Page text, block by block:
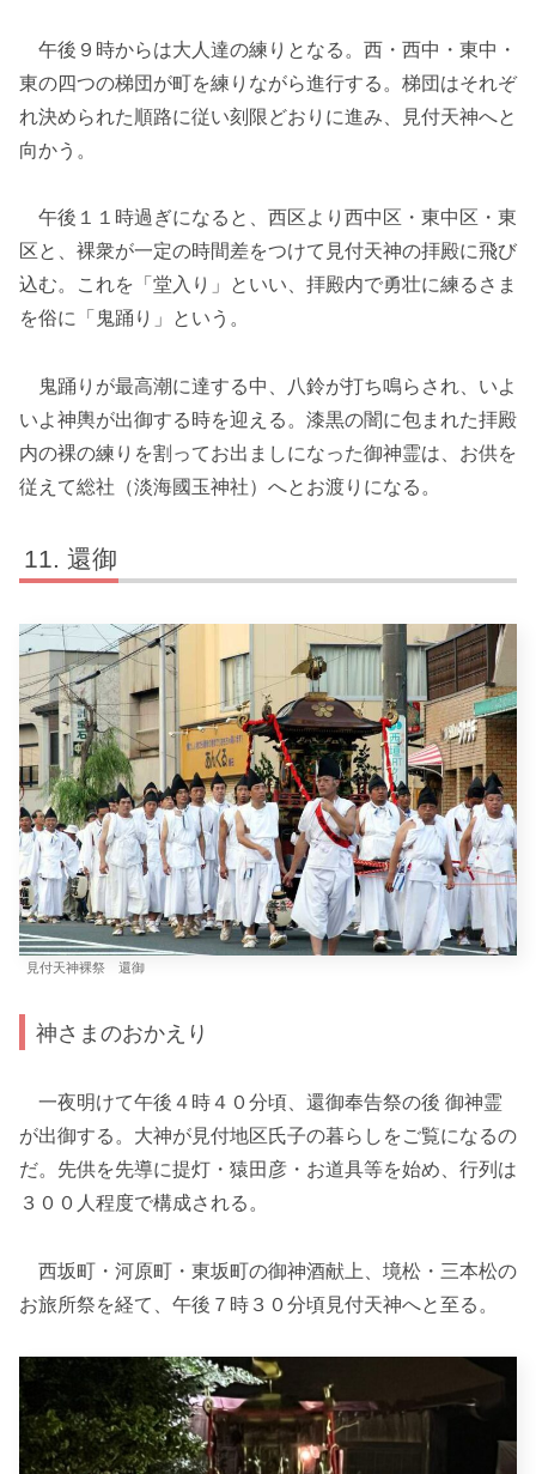
午後９時からは大人達の練りとなる。西・西中・東中・
東の四つの梯団が町を練りながら進行する。梯団はそれぞ
れ決められた順路に従い刻限どおりに進み、見付天神へと
向かう。
午後１１時過ぎになると、西区より西中区・東中区・東
区と、裸衆が一定の時間差をつけて見付天神の拝殿に飛び
込む。これを「堂入り」といい、拝殿内で勇壮に練るさま
を俗に「鬼踊り」という。
鬼踊りが最高潮に達する中、八鈴が打ち鳴らされ、いよ
いよ神輿が出御する時を迎える。漆黒の闇に包まれた拝殿
内の裸の練りを割ってお出ましになった御神霊は、お供を
従えて総社（淡海國玉神社）へとお渡りになる。
還御
見付天神裸祭 還御
神さまのおかえり
一夜明けて午後４時４０分頃、還御奉告祭の後 御神霊
が出御する。大神が見付地区氏子の暮らしをご覧になるの
だ。先供を先導に提灯・猿田彦・お道具等を始め、行列は
３００人程度で構成される。
西坂町・河原町・東坂町の御神酒献上、境松・三本松の
お旅所祭を経て、午後７時３０分頃見付天神へと至る。